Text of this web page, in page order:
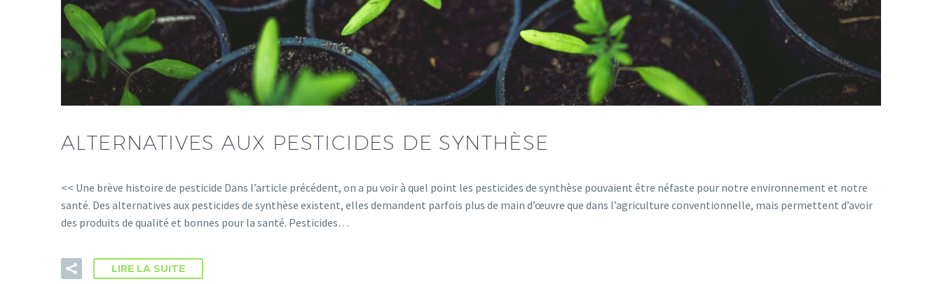
ALTERNATIVES AUX PESTICIDES DE SYNTHÈSE
<< Une brève histoire de pesticide Dans l’article précédent, on a pu voir à quel point les pesticides de synthèse pouvaient être néfaste pour notre environnement et notre
santé. Des alternatives aux pesticides de synthèse existent, elles demandent parfois plus de main d’œuvre que dans l’agriculture conventionnelle, mais permettent d’avoir
des produits de qualité et bonnes pour la santé. Pesticides…
LIRE LA SUITE